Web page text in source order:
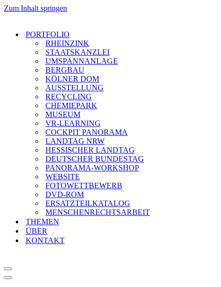
Zum Inhalt springen
PORTFOLIO
RHEINZINK
STAATSKANZLEI
UMSPANNANLAGE
BERGBAU
KÖLNER DOM
AUSSTELLUNG
RECYCLING
CHEMIEPARK
MUSEUM
VR-LEARNING
COCKPIT PANORAMA
LANDTAG NRW
HESSISCHER LANDTAG
DEUTSCHER BUNDESTAG
PANORAMA-WORKSHOP
WEBSITE
FOTOWETTBEWERB
DVD-ROM
ERSATZTEILKATALOG
MENSCHENRECHTSARBEIT
THEMEN
ÜBER
KONTAKT
Navigationsmenü
Navigationsmenü